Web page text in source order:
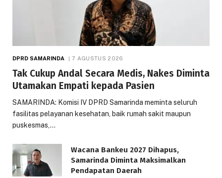
DPRD SAMARINDA 7 AGUSTUS 2026
Tak Cukup Andal Secara Medis, Nakes Diminta
Utamakan Empati kepada Pasien
SAMARINDA: Komisi IV DPRD Samarinda meminta seluruh
fasilitas pelayanan kesehatan, baik rumah sakit maupun
puskesmas,…
Wacana Bankeu 2027 Dihapus,
Samarinda Diminta Maksimalkan
Pendapatan Daerah